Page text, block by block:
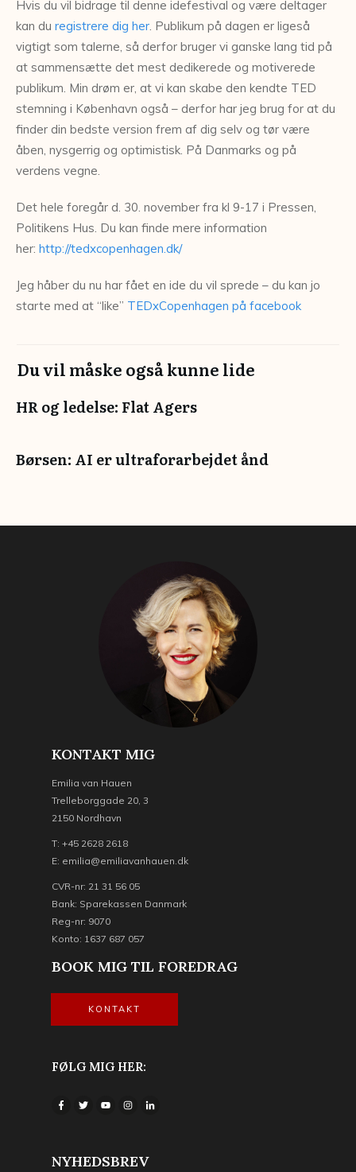
Hvis du vil bidrage til denne idefestival og være deltager
kan du registrere dig her . Publikum på dagen er ligeså
vigtigt som talerne, så derfor bruger vi ganske lang tid på
at sammensætte det mest dedikerede og motiverede
publikum. Min drøm er, at vi kan skabe den kendte TED
stemning i København også – derfor har jeg brug for at du
finder din bedste version frem af dig selv og tør være
åben, nysgerrig og optimistisk. På Danmarks og på
verdens vegne.
Det hele foregår d. 30. november fra kl 9-17 i Pressen,
Politikens Hus. Du kan finde mere information
her: http://tedxcopenhagen.dk/
Jeg håber du nu har fået en ide du vil sprede – du kan jo
starte med at “like” TEDxCopenhagen på facebook
Du vil måske også kunne lide
HR og ledelse: Flat Agers
Børsen: AI er ultraforarbejdet ånd
KONTAKT MIG
Emilia van Hauen
Trelleborggade 20, 3
2150 Nordhavn
T: +45 2628 2618
E: emilia@emiliavanhauen.dk
CVR-nr: 21 31 56 05
Bank: Sparekassen Danmark
Reg-nr: 9070
Konto: 1637 687 057
BOOK MIG TIL FOREDRAG
KONTAKT
FØLG MIG HER:
NYHEDSBREV